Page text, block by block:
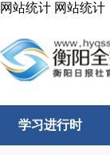
网站统计 网站统计
学习进行时